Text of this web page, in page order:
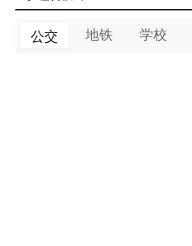
公交 地铁 学校